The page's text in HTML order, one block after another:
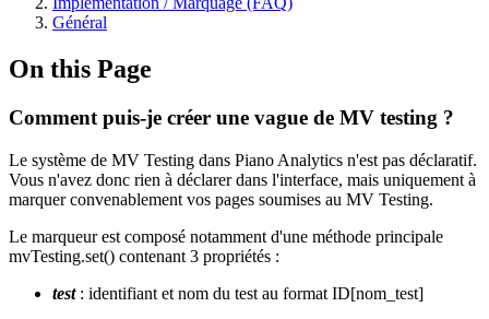
Général
On this Page
Comment puis-je créer une vague de MV testing ?
Le système de MV Testing dans Piano Analytics n'est pas déclaratif.
Vous n'avez donc rien à déclarer dans l'interface, mais uniquement à
marquer convenablement vos pages soumises au MV Testing.
Le marqueur est composé notamment d'une méthode principale
mvTesting.set() contenant 3 propriétés :
test : identifiant et nom du test au format ID[nom_test]